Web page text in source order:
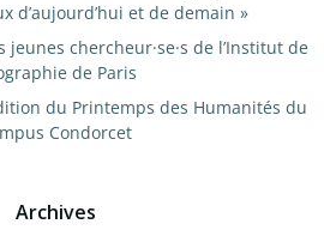
d’aujourd’hui et de demain »
jeunes chercheur·se·s de l’Institut de
de Paris
du Printemps des Humanités du
Condorcet
Archives